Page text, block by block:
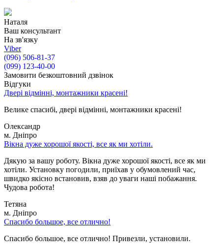
Наталя
Ваш консультант
На зв'язку
Viber
(096) 506-81-37
(099) 123-40-00
Замовити безкоштовний дзвінок
Відгуки
Двері відмінні, монтажники красені!
Велике спасибі, двері відмінні, монтажники красені!
Олександр
м. Дніпро
Вікна дуже хорошої якості, все як ми хотіли.
Дякую за вашу роботу. Вікна дуже хорошої якості, все як ми
хотіли. Установку погодили, приїхав у обумовлений час,
швидко якісно встановив, взяв до уваги наші побажання.
Чудова робота!
Тетяна
м. Дніпро
Спасибо большое, все отлично!
Спасибо большое, все отлично! Привезли, установили.